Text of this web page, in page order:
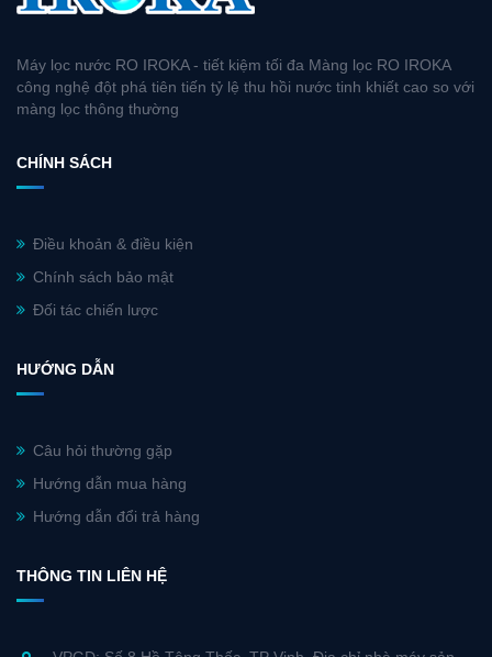
Máy lọc nước RO IROKA - tiết kiệm tối đa Màng lọc RO IROKA
công nghệ đột phá tiên tiến tỷ lệ thu hồi nước tinh khiết cao so với
màng lọc thông thường
CHÍNH SÁCH
Điều khoản & điều kiện
Chính sách bảo mật
Đối tác chiến lược
HƯỚNG DẪN
Câu hỏi thường gặp
Hướng dẫn mua hàng
Hướng dẫn đổi trả hàng
THÔNG TIN LIÊN HỆ